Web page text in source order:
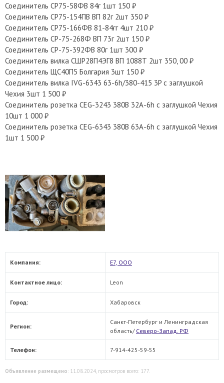
Соединитель СР75-58ФВ 84г 1шт 150 ₽
Соединитель СР75-154ПВ ВП 82г 2шт 350 ₽
Соединитель СР75-166ФВ 81-84гг 4шт 210 ₽
Соединитель СР-75-268Ф ВП 73г 2шт 150 ₽
Соединитель СР-75-392ФВ 80г 1шт 300 ₽
Соединитель вилка СШР28П4ЭГ8 ВП 1088Т 2шт 350, 00 ₽
Соединитель ЩС40П5 Болгария 3шт 150 ₽
Соединитель вилка IVG-6343 63-6h/380-415 3P с заглушкой
Чехия 3шт 1 500 ₽
Соединитель розетка CEG-3243 380В 32А-6h с заглушкой Чехия
10шт 1 000 ₽
Соединитель розетка CEG-6343 380В 63А-6h с заглушкой Чехия
1шт 1 500 ₽
Компания: Е7, ООО
Контактное лицо: Leon
Город: Хабаровск
Регион:
Санкт-Петербург и Ленинградская
область/ Северо-Запад. РФ
Телефон: 7-914-425-59-55
Объявление размещено: 11.08.2024, просмотров всего: 177.